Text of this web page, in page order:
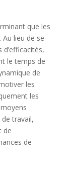
que les
Au lieu de se
le temps de
de
les
les
travail,
de
de